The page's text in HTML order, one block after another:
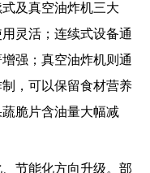
及真空油炸机三大
灵活；连续式设备通
强；真空油炸机则通
，可以保留食材营养
脆片含油量大幅减
节能化方向升级。部